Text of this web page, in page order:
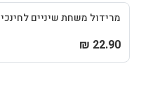
מרידול משחת שיניים לחינכי
22.90 ₪